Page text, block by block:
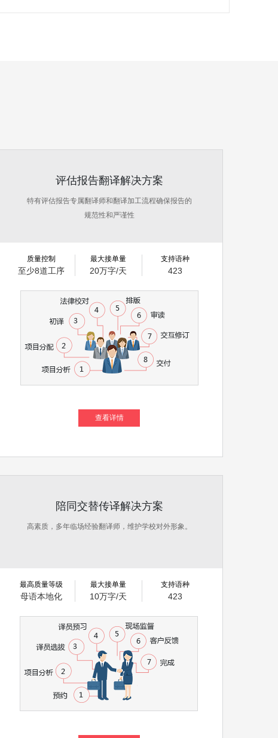
评估报告翻译解决方案
特有评估报告专属翻译师和翻译加工流程确保报告的
规范性和严谨性
质量控制
至少8道工序
最大接单量
20万字/天
支持语种
423
查看详情
陪同交替传译解决方案
高素质，多年临场经验翻译师，维护学校对外形象。
最高质量等级
母语本地化
最大接单量
10万字/天
支持语种
423